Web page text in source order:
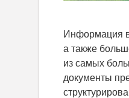
Информация
а также
из самых
документы